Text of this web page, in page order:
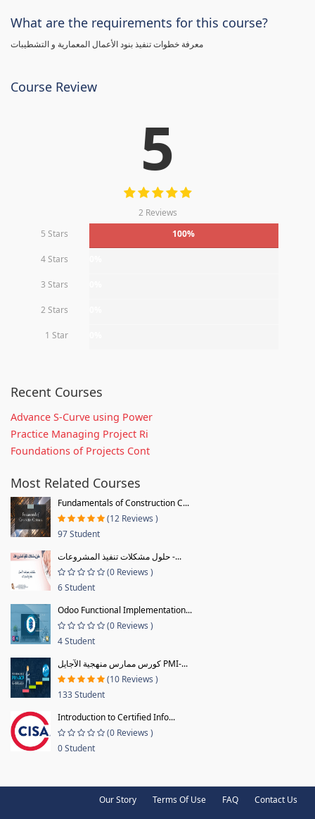
What are the requirements for this course?
معرفة خطوات تنفيذ بنود الأعمال المعمارية و التشطيبات
Course Review
5
2 Reviews
5 Stars
100%
4 Stars
3 Stars
2 Stars
1 Star
Recent Courses
Advance S-Curve using Power
Practice Managing Project Ri
Foundations of Projects Cont
Most Related Courses
Fundamentals of Construction C...
(12 Reviews )
97 Student
حلول مشكلات تنفيذ المشروعات -...
(0 Reviews )
6 Student
Odoo Functional Implementation...
(0 Reviews )
4 Student
كورس ممارس منهجية الآجايل PMI-...
(10 Reviews )
133 Student
Introduction to Certified Info...
(0 Reviews )
0 Student
Our Story Terms Of Use FAQ Contact Us